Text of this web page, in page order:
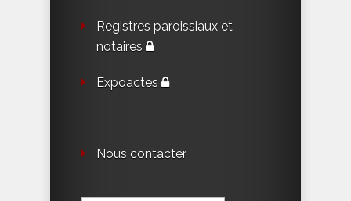
Registres paroissiaux et
notaires
Expoactes
Nous contacter
Rechercher :